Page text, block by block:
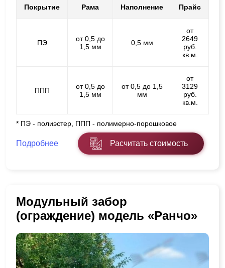
Покрытие Рама Наполнение Прайс
ПЭ
от 0,5 до
1,5 мм
0,5 мм
от
2649
руб.
кв.м.
ППП
от 0,5 до
1,5 мм
от 0,5 до 1,5
мм
от
3129
руб.
кв.м.
* ПЭ - полиэстер, ППП - полимерно-порошковое
Подробнее Расчитать стоимость
Модульный забор
(ограждение) модель «Ранчо»